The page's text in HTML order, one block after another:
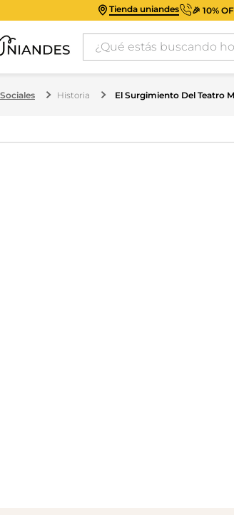
Tienda uniandes 🎉 10%
¿Qué estás buscando hoy?
Historia El Surgimiento Del Teatro